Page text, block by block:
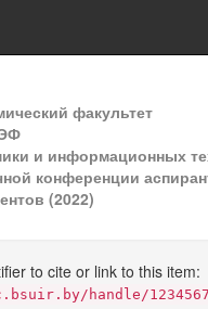
факультет
и информационных
конференции
(2022)
to cite or link to this item:
handle/